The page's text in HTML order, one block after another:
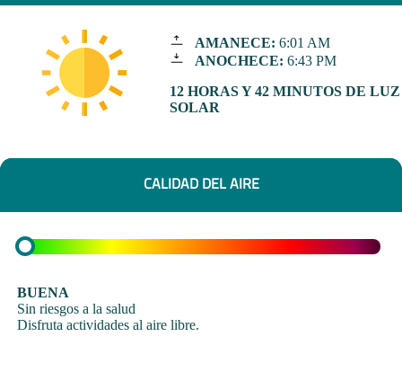
AMANECE: 6:01 AM
ANOCHECE: 6:43 PM
12 HORAS Y 42 MINUTOS DE LUZ
SOLAR
CALIDAD DEL AIRE
BUENA
Sin riesgos a la salud
Disfruta actividades al aire libre.